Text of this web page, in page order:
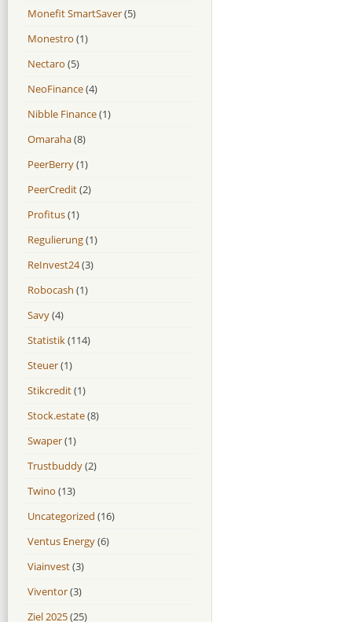
Monefit SmartSaver(5)
Monestro (1)
Nectaro (5)
NeoFinance(4)
Nibble Finance(1)
Omaraha(8)
PeerBerry(1)
PeerCredit(2)
Profitus(1)
Regulierung(1)
ReInvest24(3)
Robocash (1)
Savy(4)
Statistik(114)
Steuer(1)
Stikcredit(1)
Stock.estate(8)
Swaper(1)
Trustbuddy(2)
Twino (13)
Uncategorized (16)
Ventus Energy(6)
Viainvest(3)
Viventor(3)
Ziel 2025(25)